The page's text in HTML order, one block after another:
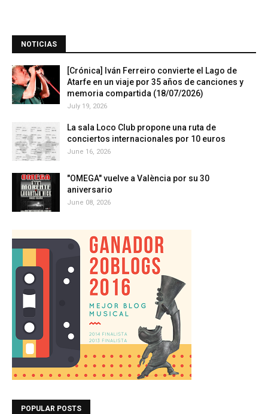
NOTICIAS
[Crónica] Iván Ferreiro convierte el Lago de
Atarfe en un viaje por 35 años de canciones y
memoria compartida (18/07/2026)
July 19, 2026
La sala Loco Club propone una ruta de
conciertos internacionales por 10 euros
June 16, 2026
"OMEGA" vuelve a València por su 30
aniversario
June 08, 2026
POPULAR POSTS